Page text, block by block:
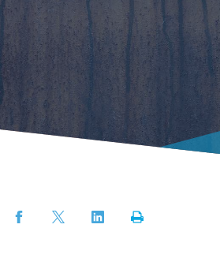
FacebookTwitterLinkedInPrint